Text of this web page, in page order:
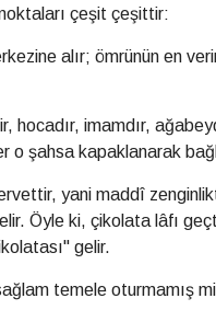
çeşit çeşittir:
alır; ömrünün en
hocadır, imamdır,
o şahsa kapaklanarak
yani maddî
Öyle ki, çikolata lâfı
gelir.
temele oturmamış